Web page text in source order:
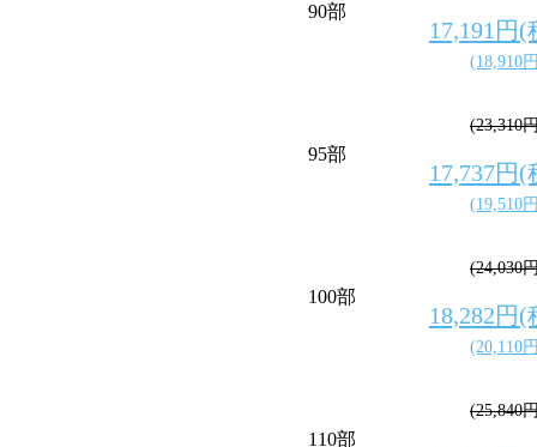
90部
17,191円(
(18,910
95部
(23,310
17,737円(
(19,510
100部
(24,030
18,282円(
(20,110
110部
(25,840